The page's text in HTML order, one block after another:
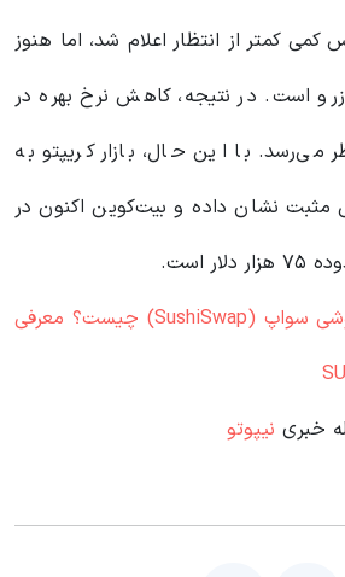
کمی کمتر از انتظار اعلام شد، اما هنوز
است. در نتیجه، کاهش نرخ بهره در
می‌رسد. با این حال، بازار کریپتو به
مثبت نشان داده و بیت‌کوین اکنون در
است.
سوشی‌ سواپ (SushiSwap) چیست؟ معرفی
خبری نیپوتو